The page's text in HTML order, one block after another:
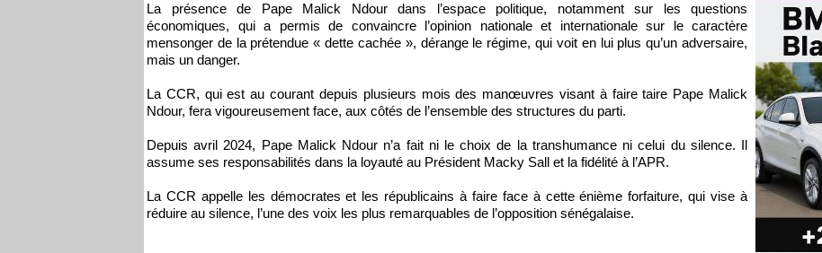
La présence de Pape Malick Ndour dans l’espace politique, notamment sur les questions
économiques, qui a permis de convaincre l’opinion nationale et internationale sur le caractère
mensonger de la prétendue « dette cachée », dérange le régime, qui voit en lui plus qu’un adversaire,
mais un danger.
La CCR, qui est au courant depuis plusieurs mois des manœuvres visant à faire taire Pape Malick
Ndour, fera vigoureusement face, aux côtés de l’ensemble des structures du parti.
Depuis avril 2024, Pape Malick Ndour n’a fait ni le choix de la transhumance ni celui du silence. Il
assume ses responsabilités dans la loyauté au Président Macky Sall et la fidélité à l’APR.
La CCR appelle les démocrates et les républicains à faire face à cette énième forfaiture, qui vise à
réduire au silence, l’une des voix les plus remarquables de l’opposition sénégalaise.